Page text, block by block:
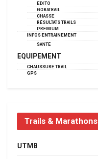
EDITO
GORATRAIL
CHASSE
RÉSULTATS TRAILS
PREMIUM
INFOS ENTRAINEMENT
SANTÉ
EQUIPEMENT
CHAUSSURE TRAIL
GPS
Trails & Marathons
UTMB